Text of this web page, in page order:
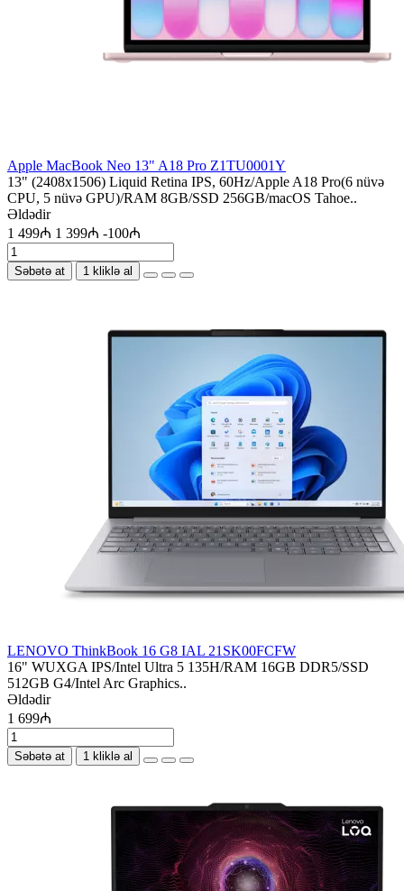
Apple MacBook Neo 13" A18 Pro Z1TU0001Y
13" (2408x1506) Liquid Retina IPS, 60Hz/Apple A18 Pro(6 nüvə
CPU, 5 nüvə GPU)/RAM 8GB/SSD 256GB/macOS Tahoe..
Əldədir
1 499₼ 1 399₼ -100₼
Səbətə at 1 kliklə al
LENOVO ThinkBook 16 G8 IAL 21SK00FCFW
16" WUXGA IPS/Intel Ultra 5 135H/RAM 16GB DDR5/SSD
512GB G4/Intel Arc Graphics..
Əldədir
1 699₼
Səbətə at 1 kliklə al